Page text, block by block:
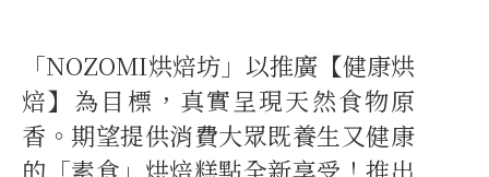
「NOZOMI烘焙坊」以推廣【健康烘
焙】為目標，真實呈現天然食物原
香。期望提供消費大眾既養生又健康
的「素食」烘焙糕點全新享受！推出